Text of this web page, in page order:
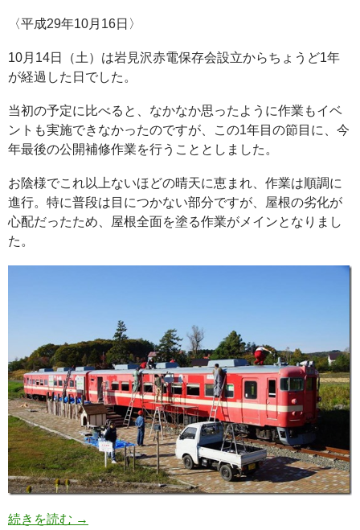
〈平成29年10月16日〉
10月14日（土）は岩見沢赤電保存会設立からちょうど1年
が経過した日でした。
当初の予定に比べると、なかなか思ったように作業もイベ
ントも実施できなかったのですが、この1年目の節目に、今
年最後の公開補修作業を行うこととしました。
お陰様でこれ以上ないほどの晴天に恵まれ、作業は順調に
進行。特に普段は目につかない部分ですが、屋根の劣化が
心配だったため、屋根全面を塗る作業がメインとなりまし
た。
続きを読む →